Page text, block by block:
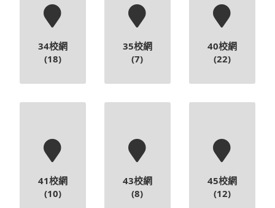
34校網
(18)
35校網
(7)
40校網
(22)
41校網
(10)
43校網
(8)
45校網
(12)